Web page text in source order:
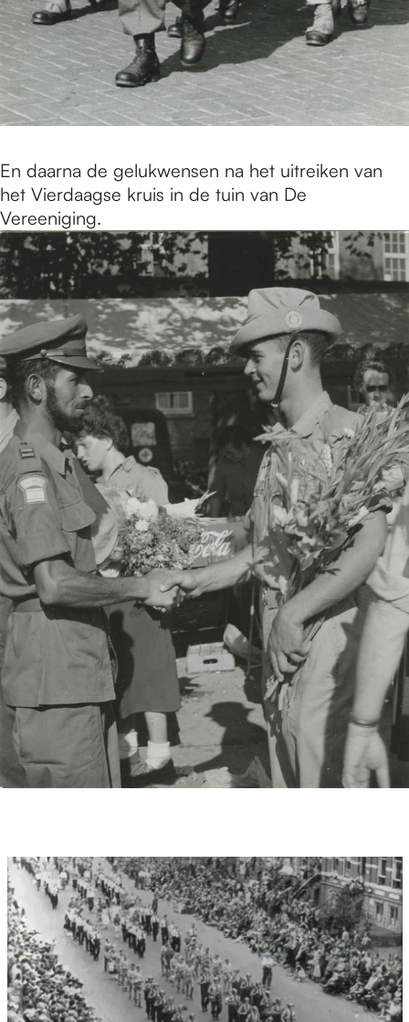
En daarna de gelukwensen na het uitreiken van
het Vierdaagse kruis in de tuin van De
Vereeniging.